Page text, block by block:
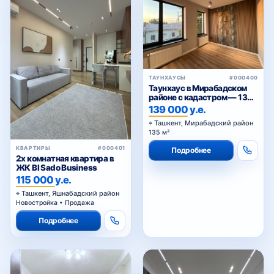
КОММЕРЧЕСКАЯ
#000383
Сдаётся коммерческое
помещение в аренду
18 у.е.
Ташкент, Юнусабадский район
460 м² • Продажа
КВАРТИРЫ #000382
2-комнатная квартира
Паркенский ,Циолковская
83 500 у.е.
Ташкент, Мирзо-Улугбекский
56 м² • Новостройка • Продажа